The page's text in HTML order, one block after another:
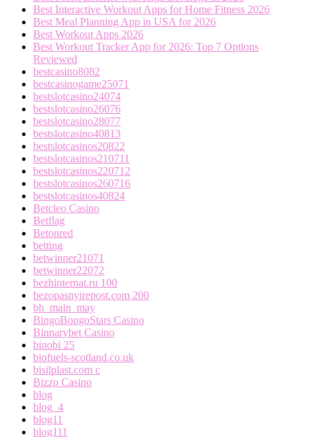
Best Interactive Workout Apps for Home Fitness 2026
Best Meal Planning App in USA for 2026
Best Workout Apps 2026
Best Workout Tracker App for 2026: Top 7 Options
Reviewed
bestcasino8082
bestcasinogame25071
bestslotcasino24074
bestslotcasino26076
bestslotcasino28077
bestslotcasino40813
bestslotcasinos20822
bestslotcasinos210711
bestslotcasinos220712
bestslotcasinos260716
bestslotcasinos40824
Betcleo Casino
Betflag
Betonred
betting
betwinner21071
betwinner22072
bezhinternat.ru 100
bezopasnyirepost.com 200
bh_main_may
BingoBongoStars Casino
Binnarybet Casino
binobi 25
biofuels-scotland.co.uk
bisilplast.com c
Bizzo Casino
blog
blog_4
blog11
blog111